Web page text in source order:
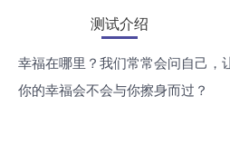
测试介绍
幸福在哪里？我们常常会问自己，
你的幸福会不会与你擦身而过？